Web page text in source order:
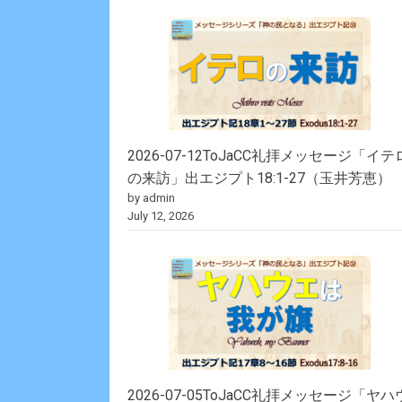
2026-07-12ToJaCC礼拝メッセージ「イテ
の来訪」出エジプト18:1-27（玉井芳恵）
by admin
July 12, 2026
2026-07-05ToJaCC礼拝メッセージ「ヤハ